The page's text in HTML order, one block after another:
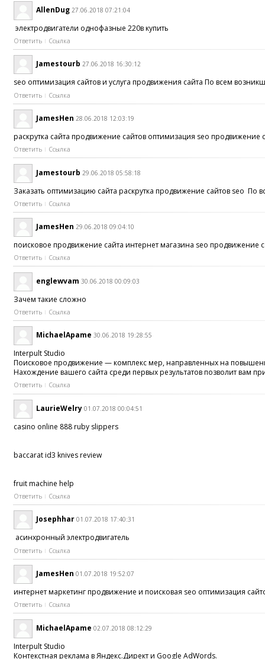
AllenDug 27.06.2018 07:21:04
электродвигатели однофазные 220в купить
Ответить Ссылка
Jamestourb 27.06.2018 16:30:12
seo оптимизация сайтов и услуга продвижения сайта По всем
Ответить Ссылка
JamesHen 28.06.2018 12:03:19
раскрутка сайта продвижение сайтов оптимизация seo
Ответить Ссылка
Jamestourb 29.06.2018 05:58:18
Заказать оптимизацию сайта раскрутка продвижение сайтов seo По
Ответить Ссылка
JamesHen 29.06.2018 09:04:10
поисковое продвижение сайта интернет магазина seo продвижение
Ответить Ссылка
englewvam 30.06.2018 00:09:03
Зачем такие сложно
Ответить Ссылка
MichaelApame 30.06.2018 19:28:55
Interpult Studio
Поисковое продвижение — комплекс мер, направленных на
Нахождение вашего сайта среди первых результатов позволит вам
Ответить Ссылка
LaurieWelry 01.07.2018 00:04:51
casino online 888 ruby slippers
baccarat id3 knives review
fruit machine help
Ответить Ссылка
Josephhar 01.07.2018 17:40:31
асинхронный электродвигатель
Ответить Ссылка
JamesHen 01.07.2018 19:52:07
интернет маркетинг продвижение и поисковая seo оптимизация
Ответить Ссылка
MichaelApame 02.07.2018 08:12:29
Interpult Studio
Контекстная реклама в Яндекс.Директ и Google AdWords.